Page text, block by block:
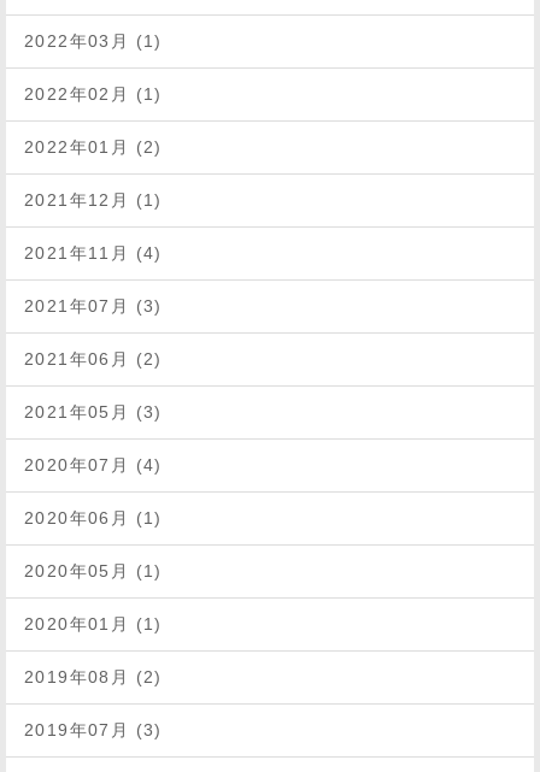
2022年03月 (1)
2022年02月 (1)
2022年01月 (2)
2021年12月 (1)
2021年11月 (4)
2021年07月 (3)
2021年06月 (2)
2021年05月 (3)
2020年07月 (4)
2020年06月 (1)
2020年05月 (1)
2020年01月 (1)
2019年08月 (2)
2019年07月 (3)